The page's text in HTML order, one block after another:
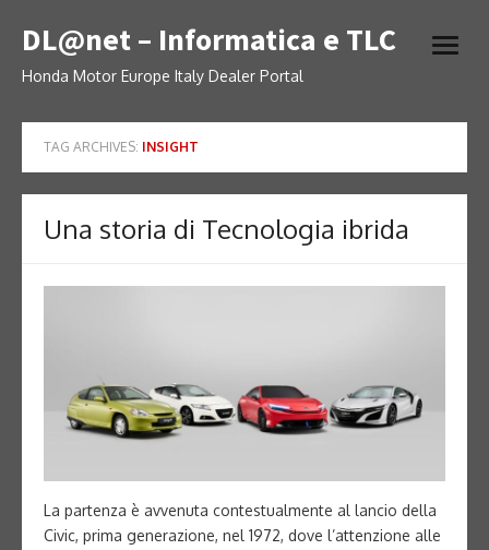
to
content
DL@net – Informatica e TLC
Honda Motor Europe Italy Dealer Portal
open
TAG ARCHIVES: INSIGHT
Una storia di Tecnologia ibrida
La partenza è avvenuta contestualmente al lancio della
Civic, prima generazione, nel 1972, dove l’attenzione alle